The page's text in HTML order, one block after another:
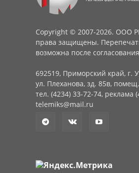
Copyright © 2007-2026. ООО
права защищены.
возможна после
692519, Приморский край, г.
ул. Плеханова, зд. 85в,
тел. (4234) 33-72-74, реклама
telemiks@mail.ru